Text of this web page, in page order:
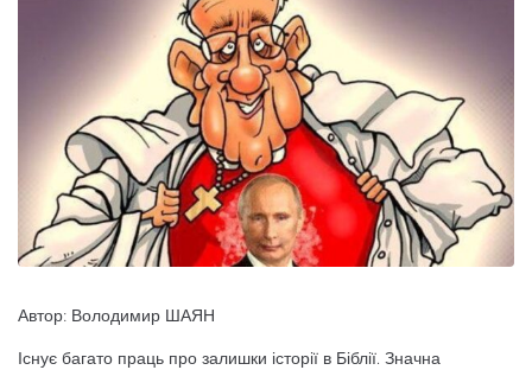
Автор: Володимир ШАЯН
Існує багато праць про залишки історії в Біблії. Значна